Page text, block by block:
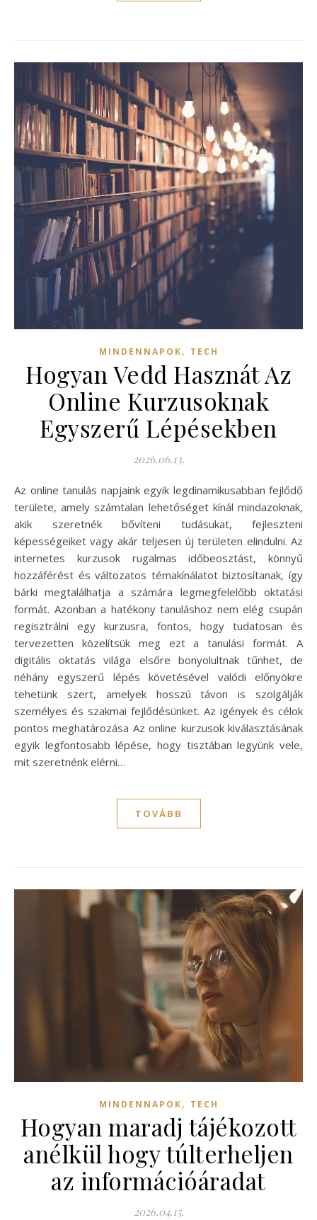
MINDENNAPOK, TECH
Hogyan Vedd Hasznát Az
Online Kurzusoknak
Egyszerű Lépésekben
2026.06.13.
Az online tanulás napjaink egyik legdinamikusabban fejlődő
területe, amely számtalan lehetőséget kínál mindazoknak,
akik szeretnék bővíteni tudásukat, fejleszteni
képességeiket vagy akár teljesen új területen elindulni. Az
internetes kurzusok rugalmas időbeosztást, könnyű
hozzáférést és változatos témakínálatot biztosítanak, így
bárki megtalálhatja a számára legmegfelelőbb oktatási
formát. Azonban a hatékony tanuláshoz nem elég csupán
regisztrálni egy kurzusra, fontos, hogy tudatosan és
tervezetten közelítsük meg ezt a tanulási formát. A
digitális oktatás világa elsőre bonyolultnak tűnhet, de
néhány egyszerű lépés követésével valódi előnyökre
tehetünk szert, amelyek hosszú távon is szolgálják
személyes és szakmai fejlődésünket. Az igények és célok
pontos meghatározása Az online kurzusok kiválasztásának
egyik legfontosabb lépése, hogy tisztában legyünk vele,
mit szeretnénk elérni…
TOVÁBB
MINDENNAPOK, TECH
Hogyan maradj tájékozott
anélkül hogy túlterheljen
az információáradat
2026.04.15.